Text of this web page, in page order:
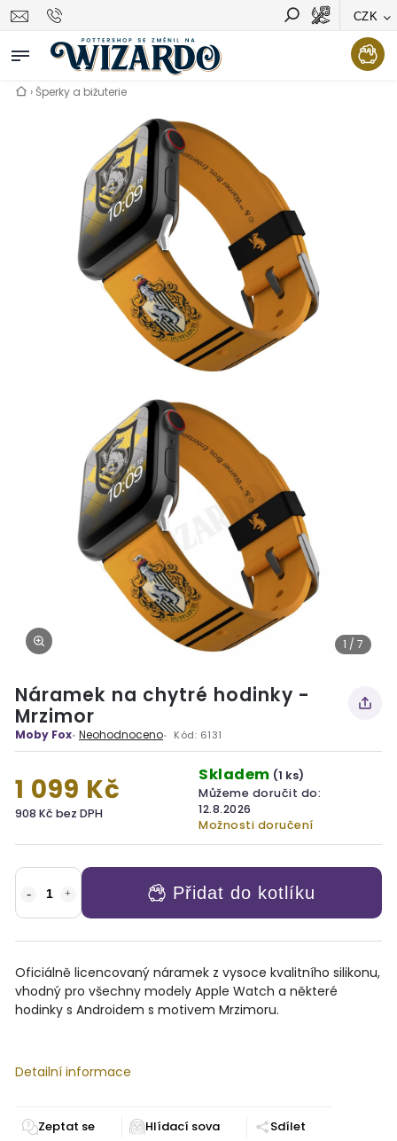
CZK
Vyhledávání Hledat
›Šperky a bižuterie
1 / 7
Náramek na chytré hodinky -
Mrzimor
Moby Fox Neohodnoceno Kód: 6131
1 099 Kč
908 Kč bez DPH
Skladem (1 ks)
Můžeme doručit do:
12.8.2026
Možnosti doručení
Přidat do kotlíku
Oficiálně licencovaný náramek z vysoce kvalitního silikonu,
vhodný pro všechny modely Apple Watch a některé
hodinky s Androidem s motivem Mrzimoru.
Detailní informace
Zeptat se Sdílet